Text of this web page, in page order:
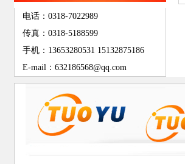
电话：0318-7022989
传真：0318-5188599
手机：13653280531 15132875186
E-mail：632186568@qq.com